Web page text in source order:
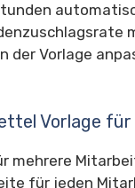
der Vorlage
Vorlage
mehrere
für jeden